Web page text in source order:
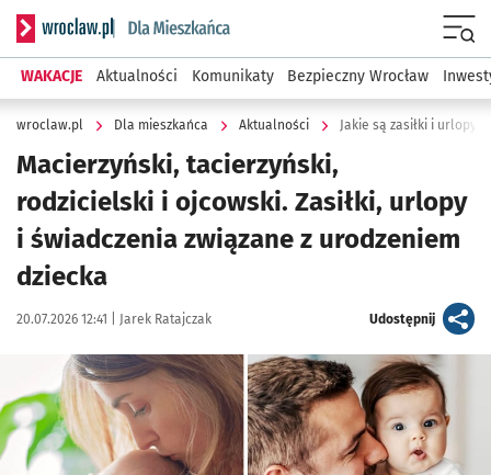
Serwis informacyjny wroclaw.pl podserwis: Dla mieszkańca
WAKACJE Aktualności Komunikaty Bezpieczny Wrocław
wroclaw.pl Dla mieszkańca Aktualności Jakie są zasiłki i urlopy
Macierzyński, tacierzyński,
rodzicielski i ojcowski. Zasiłki, urlopy
i świadczenia związane z urodzeniem
dziecka
Data publikacji:
20.07.2026 12:41 | Autor:
Jarek Ratajczak Udostępnijartykuł
Kliknij, aby zobaczyć galerię